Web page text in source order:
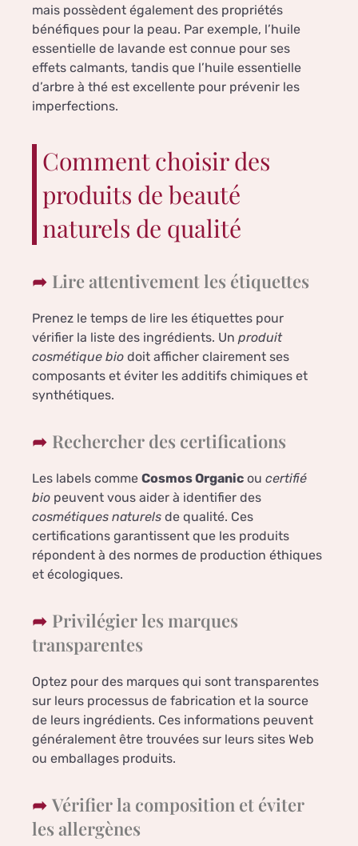
mais possèdent également des propriétés
bénéfiques pour la peau. Par exemple, l’huile
essentielle de lavande est connue pour ses
effets calmants, tandis que l’huile essentielle
d’arbre à thé est excellente pour prévenir les
imperfections.
Comment choisir des
produits de beauté
naturels de qualité
Lire attentivement les étiquettes
Prenez le temps de lire les étiquettes pour
vérifier la liste des ingrédients. Un produit
cosmétique bio doit afficher clairement ses
composants et éviter les additifs chimiques et
synthétiques.
Rechercher des certifications
Les labels comme Cosmos Organic ou certifié
bio peuvent vous aider à identifier des
cosmétiques naturels de qualité. Ces
certifications garantissent que les produits
répondent à des normes de production éthiques
et écologiques.
Privilégier les marques
transparentes
Optez pour des marques qui sont transparentes
sur leurs processus de fabrication et la source
de leurs ingrédients. Ces informations peuvent
généralement être trouvées sur leurs sites Web
ou emballages produits.
Vérifier la composition et éviter
les allergènes